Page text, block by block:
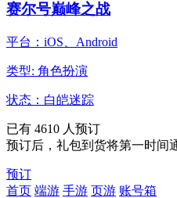
赛尔号巅峰之战
平台：iOS、Android
类型: 角色扮演
状态：白皑迷踪
已有 4610 人预订
预订后，礼包到货将第一时间
预订
首页 端游 手游 页游 账号箱